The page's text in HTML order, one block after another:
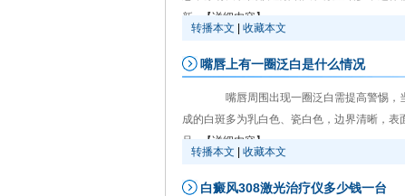
新...
【详细内容】
转播本文
收藏本文
嘴唇上有一圈泛白是什么情况
嘴唇周围出现一圈泛白需提高警惕，
成的白斑多为乳白色、瓷白色，边界清晰，
旦...
【详细内容】
转播本文
收藏本文
白癜风308激光治疗仪多少钱一台